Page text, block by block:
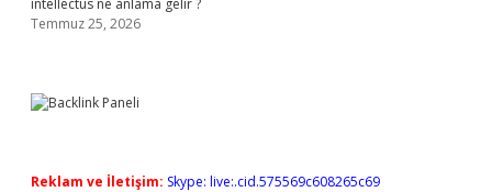
intellectus ne anlama gelir ?
Temmuz 25, 2026
Reklam ve İletişim: Skype: live:.cid.575569c608265c69